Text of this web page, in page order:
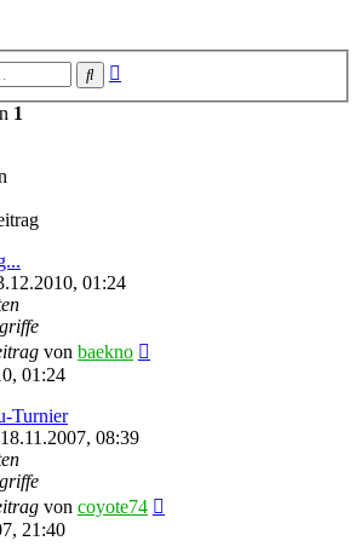
Suche
1
01:24
von baekno
01:24
Turnier
18.11.2007, 08:39
von coyote74
21:40